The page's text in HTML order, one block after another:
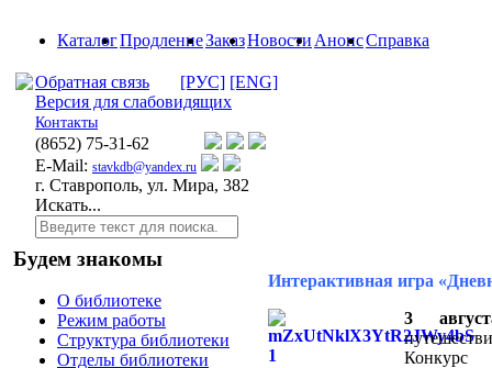
КаталогПродлениеЗаказНовости АнонсСправка
Обратная связь [РУС] [ENG]
Версия для слабовидящих
Контакты
(8652) 75-31-62
E-Mail: stavkdb@yandex.ru
г. Ставрополь, ул. Мира, 382
Искать...
Будем знакомы
О библиотеке
Режим работы
Структура библиотеки
Отделы библиотеки
Интерактивная игра
3
Конкурс